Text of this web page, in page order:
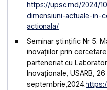
https://upsc.md/2024/
dimensiuni-actuale-in-
actionala/
Seminar științific Nr 5.
inovațiilor prin
parteneriat cu
Inovaționale, USARB, 26
septembrie,2024.